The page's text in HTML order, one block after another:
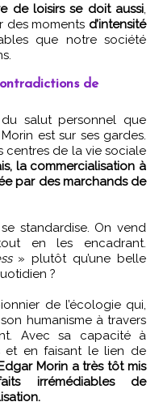
de loisirs se doit aussi,
des moments d’intensité
que notre société
de
est sur ses gardes.
centres de la vie sociale
la commercialisation à
par des marchands de
standardise. On vend
en les encadrant.
» plutôt qu’une belle
?
de l’écologie qui,
humanisme à travers
Avec sa capacité à
et en faisant le lien de
Morin a très tôt mis
irrémédiables de